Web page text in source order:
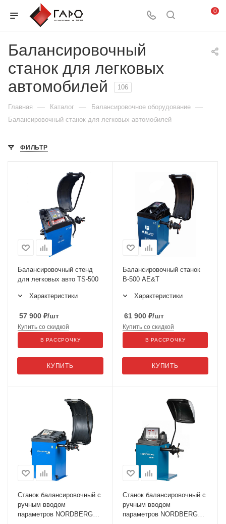
0
Балансировочный
станок для легковых
автомобилей
106
Главная — Каталог — Балансировочное оборудование —
Балансировочный станок для легковых автомобилей
ФИЛЬТР
Балансировочный стенд
для легковых авто TS-500
Характеристики
57 900 ₽/шт
КУПИТЬ
Купить со скидкой
В РАССРОЧКУ
Балансировочный станок
B-500 AE&T
Характеристики
61 900 ₽/шт
КУПИТЬ
Купить со скидкой
В РАССРОЧКУ
Станок балансировочный с
ручным вводом
параметров NORDBERG
Станок балансировочный с
ручным вводом
параметров NORDBERG